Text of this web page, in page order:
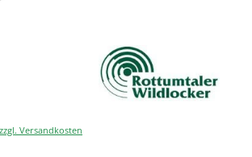
Versandkosten